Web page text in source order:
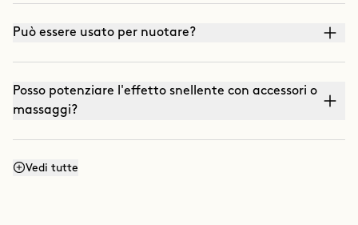
Può essere usato per nuotare?
Posso potenziare l'effetto snellente con accessori o
massaggi?
Posso potenziare l'effetto rassodante con
Vedi tutte